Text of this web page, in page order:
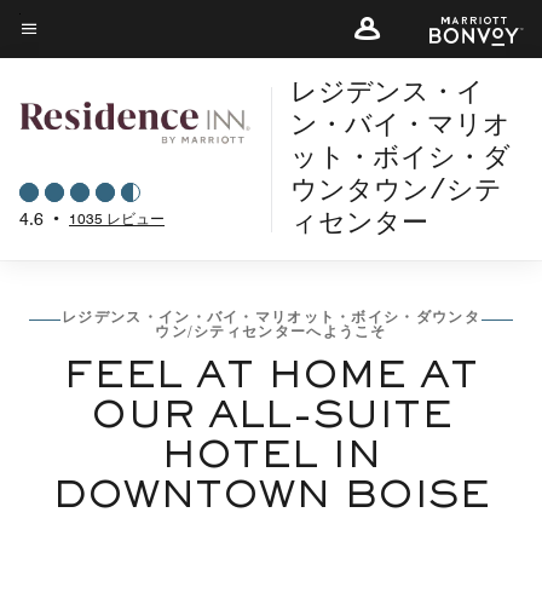
Skip
to
content
メニューのテキスト
4.6 • 1035 レビュー
レジデンス・イ
ン・バイ・マリオ
ット・ボイシ・ダ
ウンタウン/シテ
ィセンター
レジデンス・イン・バイ・マリオット・ボイシ・ダウンタ
ウン/シティセンターへようこそ
FEEL AT HOME AT
OUR ALL-SUITE
HOTEL IN
DOWNTOWN BOISE